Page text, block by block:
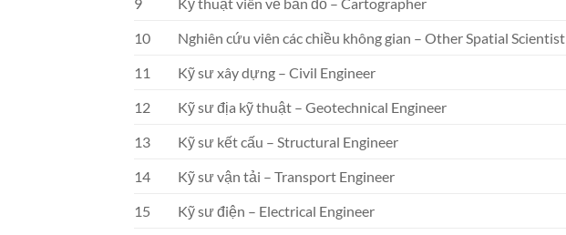
10
Nghiên cứu viên các chiều không gian – Other Spatial Scientist
11
Kỹ sư xây dựng – Civil Engineer
12
Kỹ sư địa kỹ thuật – Geotechnical Engineer
13
Kỹ sư kết cấu – Structural Engineer
14
Kỹ sư vận tải – Transport Engineer
15
Kỹ sư điện – Electrical Engineer